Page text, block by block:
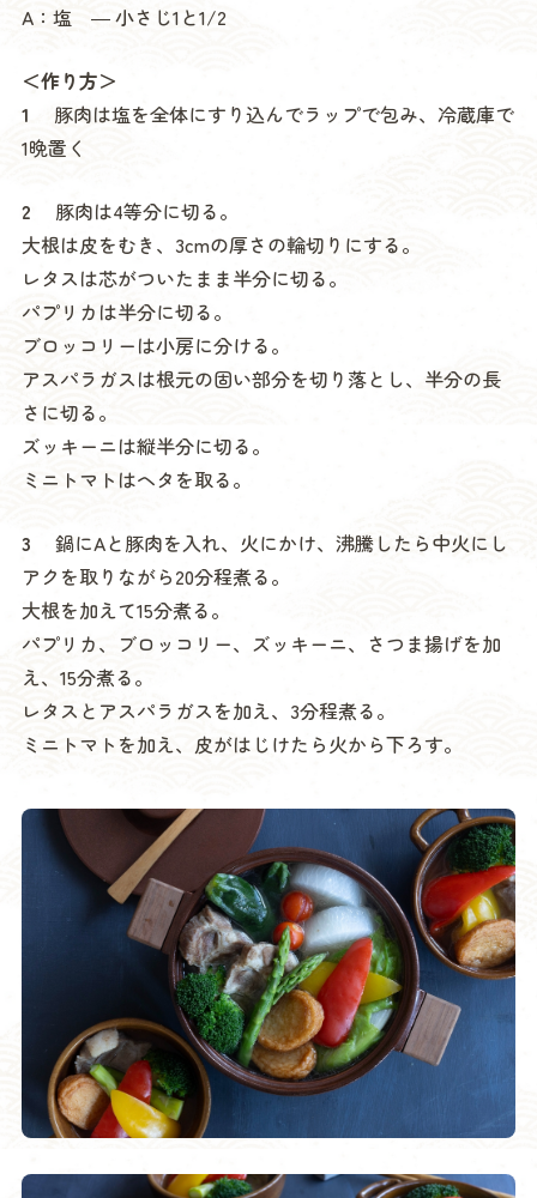
A：塩 ― 小さじ1と1/2
＜作り方＞
1
豚肉は塩を全体にすり込んでラップで包み、冷蔵庫で
1晩置く
2
豚肉は4等分に切る。
大根は皮をむき、3cmの厚さの輪切りにする。
レタスは芯がついたまま半分に切る。
パプリカは半分に切る。
ブロッコリーは小房に分ける。
アスパラガスは根元の固い部分を切り落とし、半分の長
さに切る。
ズッキーニは縦半分に切る。
ミニトマトはヘタを取る。
3
鍋にAと豚肉を入れ、火にかけ、沸騰したら中火にし
アクを取りながら20分程煮る。
大根を加えて15分煮る。
パプリカ、ブロッコリー、ズッキーニ、さつま揚げを加
え、15分煮る。
レタスとアスパラガスを加え、3分程煮る。
ミニトマトを加え、皮がはじけたら火から下ろす。